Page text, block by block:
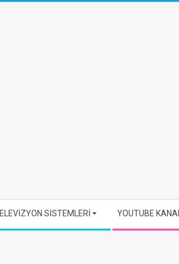
SİSTEMLERİ YOUTUBE KANALI